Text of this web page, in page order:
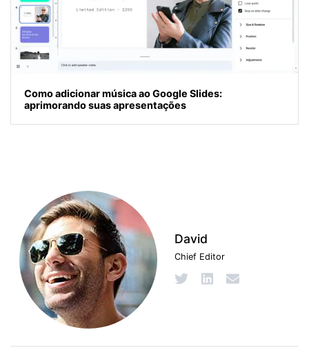
Como adicionar música ao Google Slides:
aprimorando suas apresentações
David
Chief Editor